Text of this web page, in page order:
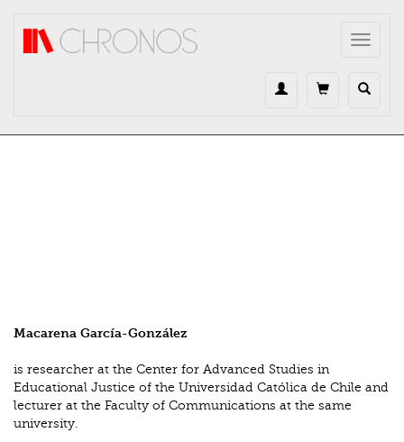
Toggle
Macarena García-González
is researcher at the Center for Advanced Studies in
Educational Justice of the Universidad Católica de Chile and
lecturer at the Faculty of Communications at the same
university.